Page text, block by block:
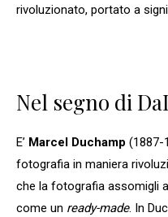
rivoluzionato, portato a
Nel segno di
E’ Marcel Duchamp (1887-
fotografia in maniera
che la fotografia assomigli
come un ready-made. In